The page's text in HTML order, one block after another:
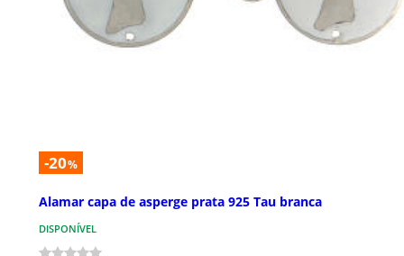
-20%
Alamar capa de asperge prata 925 Tau branca
DISPONÍVEL